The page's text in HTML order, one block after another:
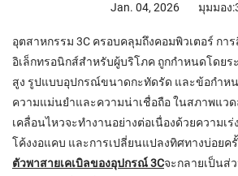
Jan. 04, 2026 มุมมอง
อุตสาหกรรม 3C ครอบคลุมถึงคอมพิวเตอร์ กา
อิเล็กทรอนิกส์สำหรับผู้บริโภค ถูกกำหนดโดยร
สูง รูปแบบอุปกรณ์ขนาดกะทัดรัด และข้อกำห
ความแม่นยำและความน่าเชื่อถือ ในสภาพแว
เคลื่อนไหวจะทำงานอย่างต่อเนื่องด้วยความเร่
โค้งงอแคบ และการเปลี่ยนแปลงทิศทางบ่อยค
ตัวพาสายเคเบิลของอุปกรณ์ 3Cจะกลายเป็นส่